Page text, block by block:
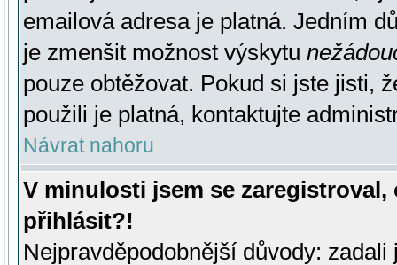
emailová adresa je platná. Jedním
je zmenšit možnost výskytu
pouze obtěžovat. Pokud si jste jisti,
použili je platná, kontaktujte
Návrat nahoru
V minulosti jsem se
přihlásit?!
Nejpravděpodobnější důvody: